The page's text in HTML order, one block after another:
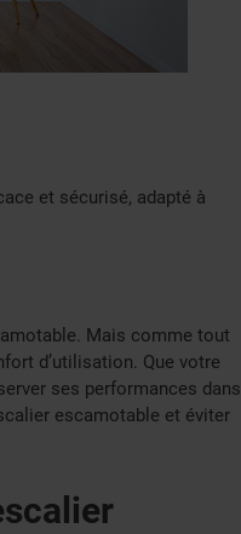
et sécurisé, adapté à
Mais comme tout
d’utilisation. Que votre
ses performances dans
escamotable et éviter